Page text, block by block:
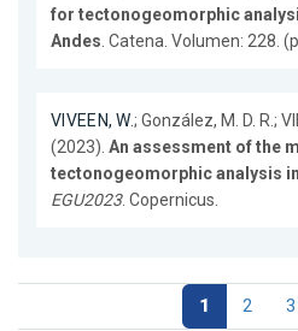
for tectonogeomorphic
Andes. Catena. Volumen: 228.
VIVEEN, W.; González, M. D. R.;
(2023). An assessment of the
tectonogeomorphic analysis
EGU2023. Copernicus.
1 2 3